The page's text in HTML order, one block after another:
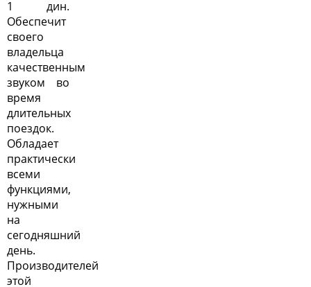
1 дин.
Обеспечит
своего
владельца
качественным
звуком во
время
длительных
поездок.
Обладает
практически
всеми
функциями,
нужными
на
сегодняшний
день.
Производителей
этой